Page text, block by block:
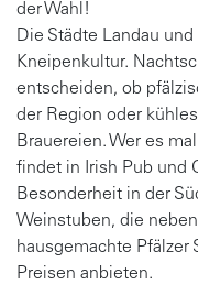
der Wahl!
Die Städte Landau
Kneipenkultur.
entscheiden, ob
der Region oder
Brauereien. Wer es
findet in Irish Pub und
Besonderheit in der
Weinstuben, die
hausgemachte Pfälzer
Preisen anbieten.